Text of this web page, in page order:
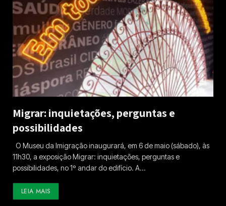
Migrar: inquietações, perguntas e
possibilidades
O Museu da Imigração inaugurará, em 6 de maio (sábado), às
11h30, a exposição Migrar: inquietações, perguntas e
possibilidades, no 1º andar do edifício. A…
LEIA MAIS